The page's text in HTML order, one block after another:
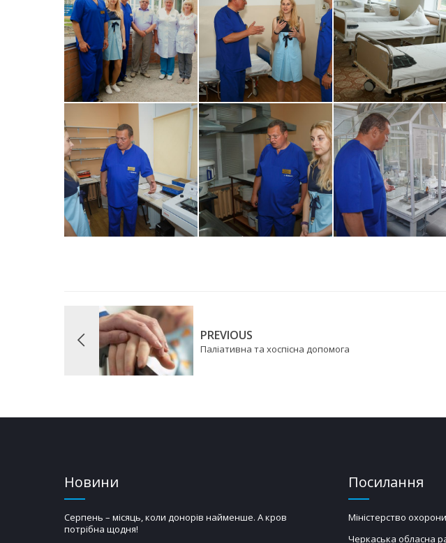
PREVIOUS
Паліативна та хоспісна допомога
Новини
Серпень – місяць, коли донорів найменше. А кров
потрібна щодня!
Посилання
Міністерство
Черкаська обласна